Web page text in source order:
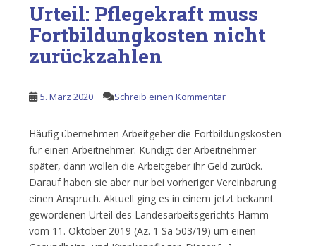
Urteil: Pflegekraft muss
Fortbildungkosten nicht
zurückzahlen
5. März 2020 Schreib einen Kommentar
Häufig übernehmen Arbeitgeber die Fortbildungskosten
für einen Arbeitnehmer. Kündigt der Arbeitnehmer
später, dann wollen die Arbeitgeber ihr Geld zurück.
Darauf haben sie aber nur bei vorheriger Vereinbarung
einen Anspruch. Aktuell ging es in einem jetzt bekannt
gewordenen Urteil des Landesarbeitsgerichts Hamm
vom 11. Oktober 2019 (Az. 1 Sa 503/19) um einen